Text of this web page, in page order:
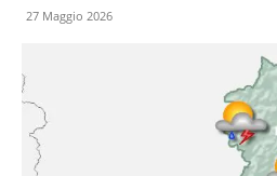
27 Maggio 2026